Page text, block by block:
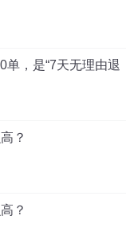
，是“7天无理由退
？
？